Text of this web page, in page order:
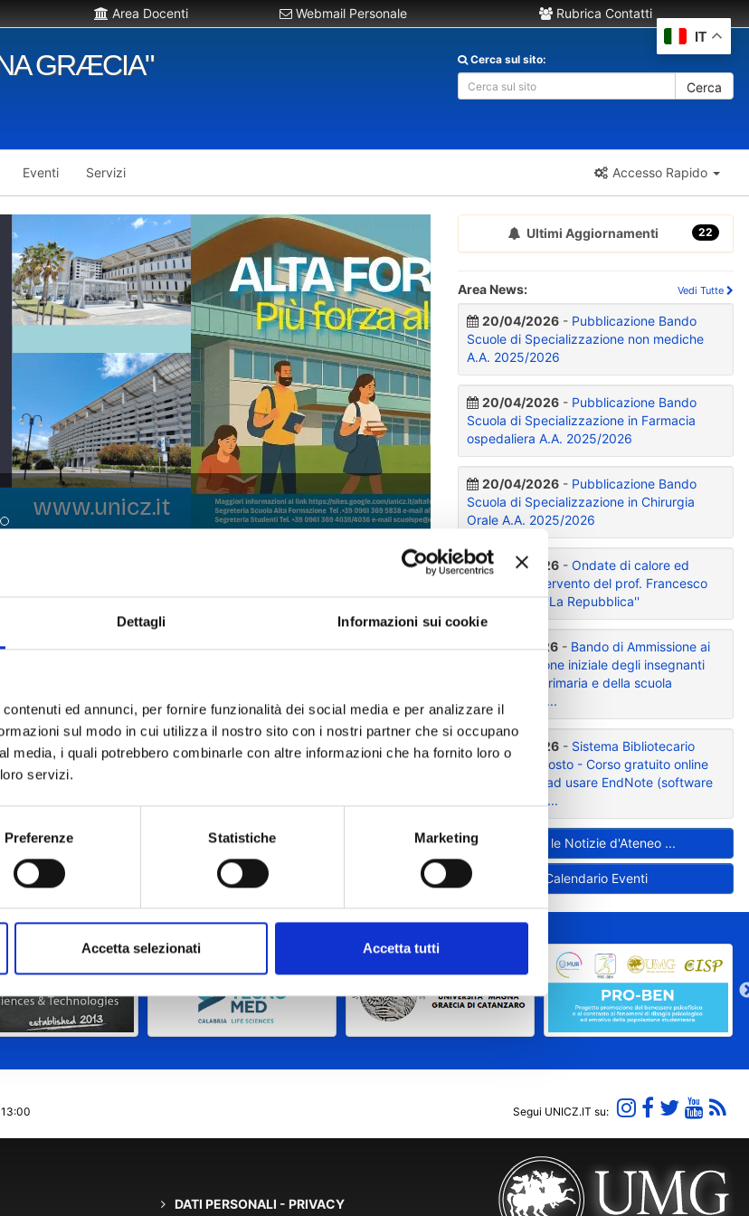
Dettagli Informazioni sui cookie
ed annunci, per fornire funzionalità dei social media e per analizzare il
sul modo in cui utilizza il nostro sito con i nostri partner che si occupano
media, i quali potrebbero combinarle con altre informazioni che ha fornito loro o
servizi.
Preferenze Statistiche Marketing
Accetta selezionati Accetta tutti
Area Docenti Webmail Personale Rubrica Contatti
GRÆCIA" Cerca sul sito:
Cerca
Eventi Servizi Accesso Rapido
- UMG
Ateneo
Offerta Formativa
Piattaforma E-Learning
22
Ultimi Aggiornamenti
Area News: Vedi Tutte
20/04/2026 - Pubblicazione Bando
Scuole di Specializzazione non mediche
A.A. 2025/2026
20/04/2026 - Pubblicazione Bando
Scuola di Specializzazione in Farmacia
ospedaliera A.A. 2025/2026
20/04/2026 - Pubblicazione Bando
Scuola di Specializzazione in Chirurgia
Orale A.A. 2025/2026
06/08/2026 - Ondate di calore ed
epilessia, l’intervento del prof. Francesco
Fortunato su ''La Repubblica''
02/07/2026 - Bando di Ammissione ai
corsi formazione iniziale degli insegnanti
della scuola primaria e della scuola
secondaria di...
05/08/2026 - Sistema Bibliotecario
Ateneo-26 agosto - Corso gratuito online
per imparare ad usare EndNote (software
per referenze...
Tutte le Notizie d'Ateneo ...
Calendario Eventi
Segui UNICZ.IT su:
DATI PERSONALI - PRIVACY
IT